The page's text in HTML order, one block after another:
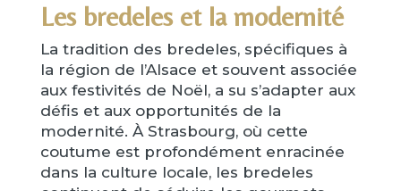
Les bredeles et la modernité
La tradition des bredeles, spécifiques à
la région de l’Alsace et souvent associée
aux festivités de Noël, a su s’adapter aux
défis et aux opportunités de la
modernité. À Strasbourg, où cette
coutume est profondément enracinée
dans la culture locale, les bredeles